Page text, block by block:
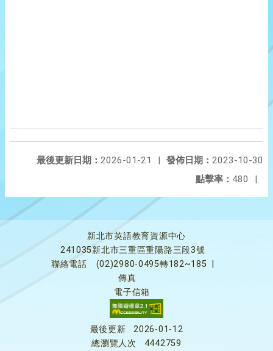
發佈日期： 2023-10-30
最後更新日期： 2026-01-21
|
點擊率： 480 |
新北市英語教育資源中心
241035新北市三重區重陽路三段3號
聯絡電話
(02)2980-0495轉182~185
傳真
電子信箱
最後更新
2026-01-12
總瀏覽人次
4442759